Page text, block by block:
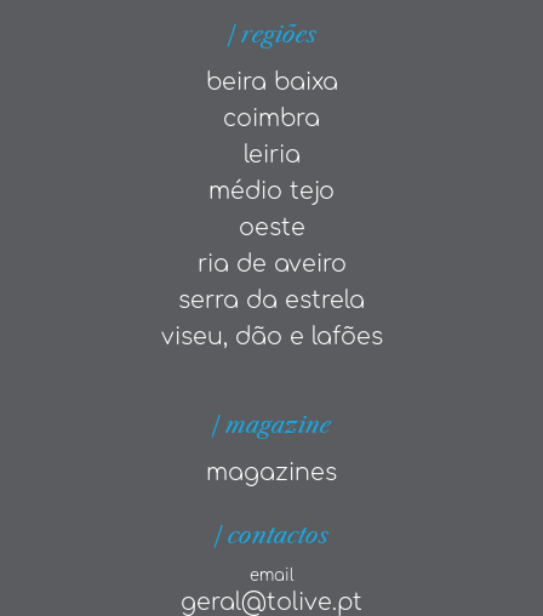
| regiões
beira baixa
coimbra
leiria
médio tejo
oeste
ria de aveiro
serra da estrela
viseu, dão e lafões
| magazine
magazines
| contactos
email
geral@tolive.pt